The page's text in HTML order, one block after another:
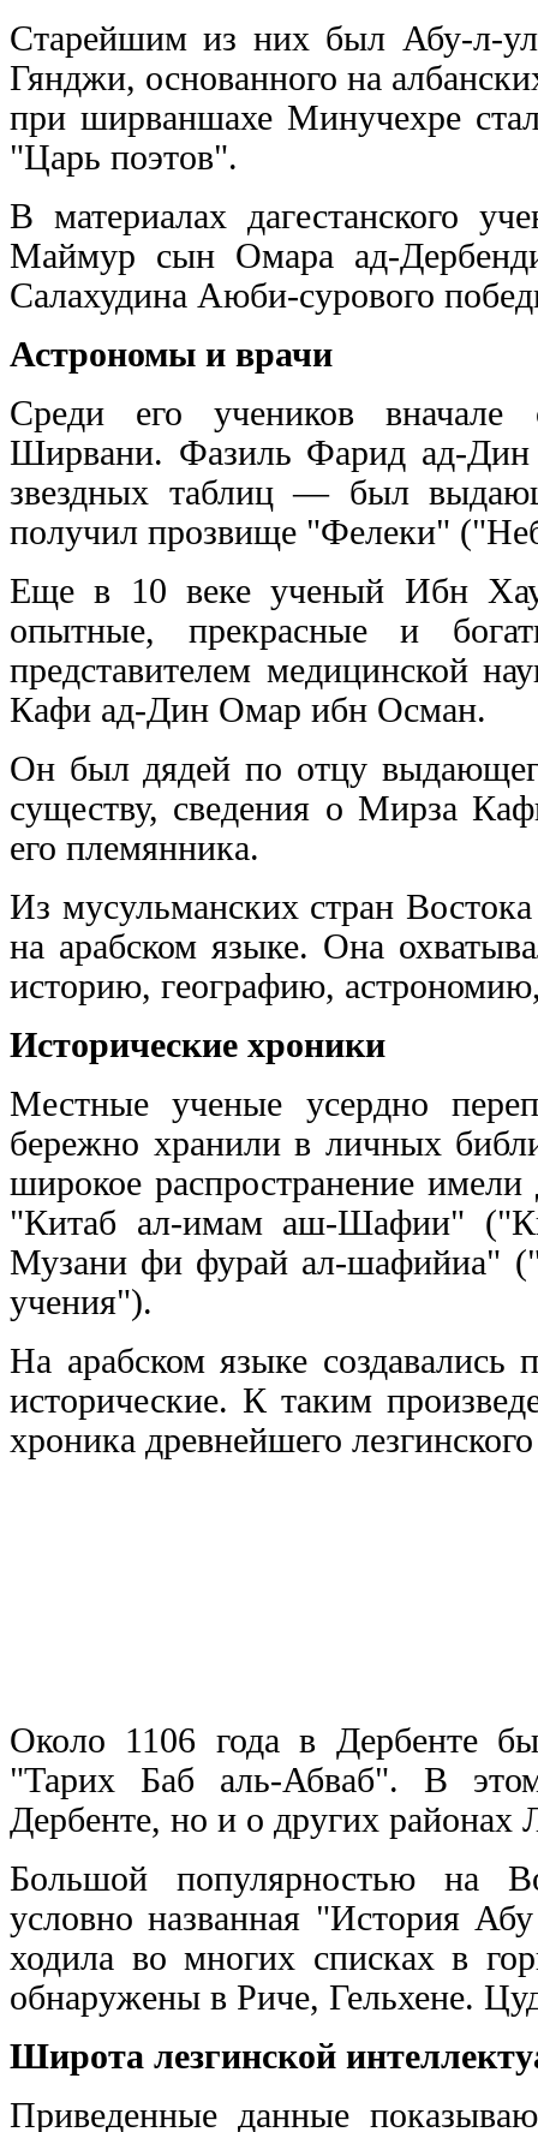
Старейшим из них был Абу-л-
Гянджи, основанного на
при ширваншахе Минучехре
"Царь поэтов".
В материалах дагестанского
Маймур сын Омара ад-Дербенди
Салахудина Аюби-сурового
Астрономы и врачи
Среди его учеников вначале
Ширвани. Фазиль Фарид ад-
звездных таблиц — был
получил прозвище "Фелеки"
Еще в 10 веке ученый Ибн
опытные, прекрасные и
представителем медицинской
Кафи ад-Дин Омар ибн Осман.
Он был дядей по отцу
существу, сведения о Мирза
его племянника.
Из мусульманских стран
на арабском языке. Она
историю, географию,
Исторические хроники
Местные ученые усердно
бережно хранили в личных
широкое распространение имели
"Китаб ал-имам аш-Шафии"
Музани фи фурай ал-шафийиа"
учения").
На арабском языке создавались
исторические. К таким
хроника древнейшего
Около 1106 года в Дербенте
"Тарих Баб аль-Абваб". В
Дербенте, но и о других районах
Большой популярностью на
условно названная "История
ходила во многих списках в
обнаружены в Риче, Гельхене.
Широта лезгинской
Приведенные данные